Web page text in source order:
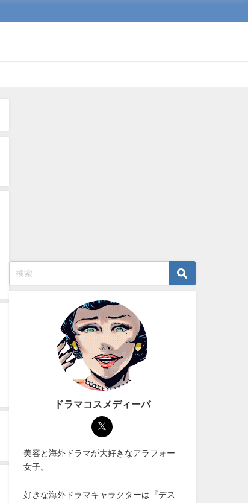
ドラマコスメディーバ
美容と海外ドラマが大好きなアラフォー
女子。
好きな海外ドラマキャラクターは『デス